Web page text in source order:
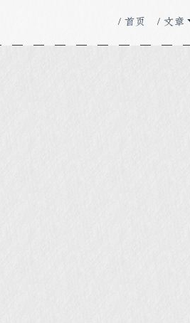
/ 首页 / 文章